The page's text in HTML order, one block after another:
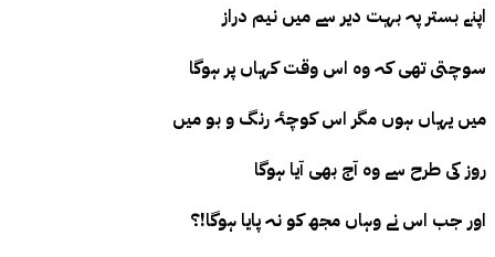
اپنے بستر پہ بہت دیر سے میں نیم دراز
سوچتی تھی کہ وہ اس وقت کہاں پر ہوگا
میں یہاں ہوں مگر اس کوچۂ رنگ و بو میں
روز کی طرح سے وہ آج بھی آیا ہوگا
اور جب اس نے وہاں مجھ کو نہ پایا ہوگا!؟